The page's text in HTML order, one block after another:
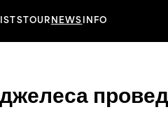
TOUR NEWS INFO